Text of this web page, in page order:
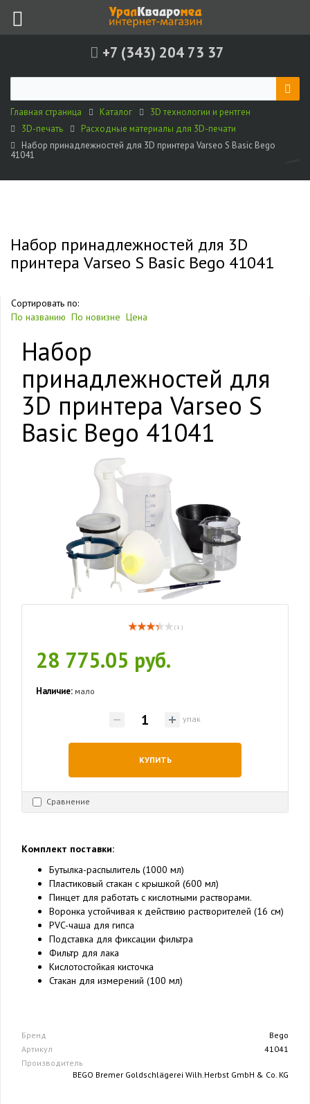
+7 (343) 204 73 37
Главная страница Каталог
3D технологии и рентген
3D-печать
Расходные материалы для 3D-печати
Набор принадлежностей для 3D принтера Varseo S Basic Bego
41041
Набор принадлежностей для 3D
принтера Varseo S Basic Bego 41041
Сортировать по:
По названию По новизне Цена
Набор
принадлежностей для
3D принтера Varseo S
Basic Bego 41041
( 1 )
28 775.05 руб.
Наличие: мало
упак
КУПИТЬ
Сравнение
Комплект поставки:
Бутылка-распылитель (1000 мл)
Пластиковый стакан с крышкой (600 мл)
Пинцет для работать с кислотными растворами.
Воронка устойчивая к действию растворителей (16 см)
PVC-чаша для гипса
Подставка для фиксации фильтра
Фильтр для лака
Кислотостойкая кисточка
Стакан для измерений (100 мл)
Бренд
Bego
Артикул
41041
Производитель
BEGO Bremer Goldschlägerei Wilh.Herbst GmbH & Co. KG